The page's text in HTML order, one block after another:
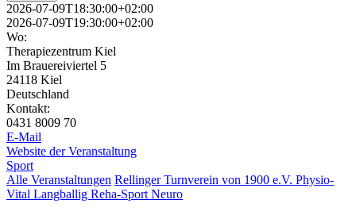
2026-07-09T18:30:00+02:00
2026-07-09T19:30:00+02:00
Wo:
Therapiezentrum Kiel
Im Brauereiviertel 5
24118 Kiel
Deutschland
Kontakt:
0431 8009 70
E-Mail
Website der Veranstaltung
Sport
Alle Veranstaltungen Rellinger Turnverein von 1900 e.V. Physio-
Vital Langballig Reha-Sport Neuro